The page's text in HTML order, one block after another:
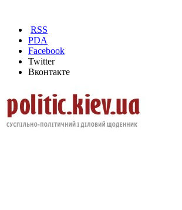
RSS
PDA
Facebook
Twitter
Вконтакте